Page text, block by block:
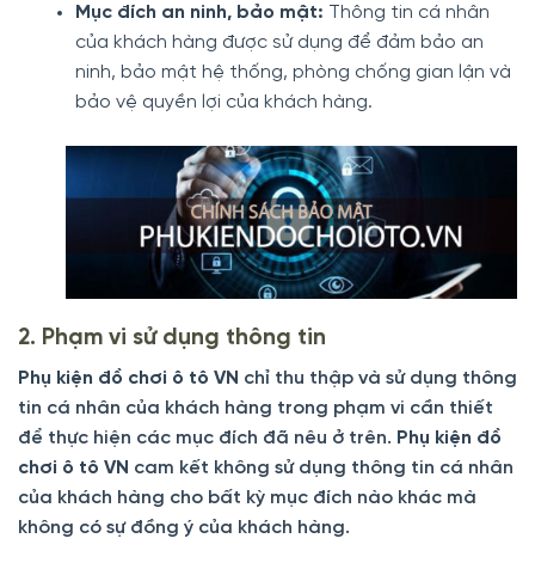
Mục đích an ninh, bảo mật: Thông tin cá nhân
của khách hàng được sử dụng để đảm bảo an
ninh, bảo mật hệ thống, phòng chống gian lận và
bảo vệ quyền lợi của khách hàng.
2. Phạm vi sử dụng thông tin
Phụ kiện đồ chơi ô tô VN chỉ thu thập và sử dụng thông
tin cá nhân của khách hàng trong phạm vi cần thiết
để thực hiện các mục đích đã nêu ở trên. Phụ kiện đồ
chơi ô tô VN cam kết không sử dụng thông tin cá nhân
của khách hàng cho bất kỳ mục đích nào khác mà
không có sự đồng ý của khách hàng.